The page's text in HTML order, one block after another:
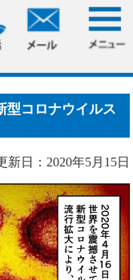
の新型コロナウイル
型コロナウイルス
新日：2020年5月15日